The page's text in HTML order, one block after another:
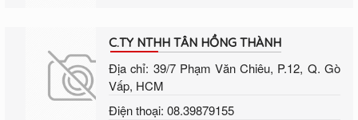
C.TY NTHH TÂN HỒNG THÀNH
Địa chỉ: 39/7 Phạm Văn Chiêu, P.12, Q. Gò
Vấp, HCM
Điện thoại: 08.39879155